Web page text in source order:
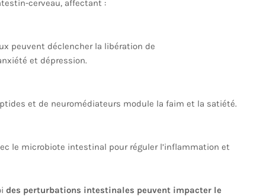
cerveau, affectant :
peuvent déclencher la libération de
et dépression.
et de neuromédiateurs module la faim et la satiété.
le microbiote intestinal pour réguler l’inflammation et
des perturbations intestinales peuvent impacter le